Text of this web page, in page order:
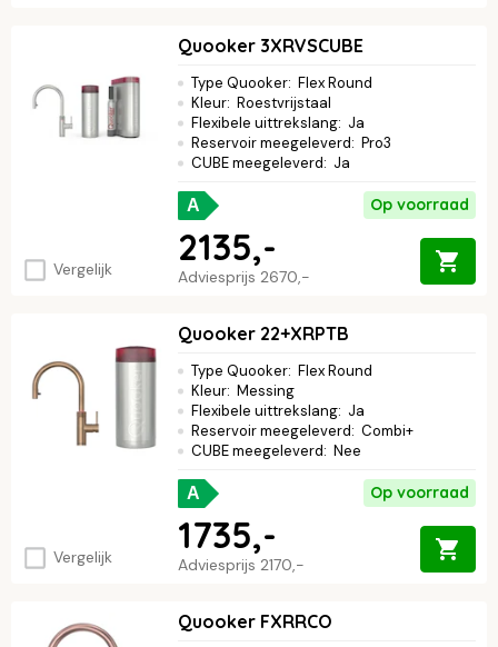
Vergelijk
Quooker 3XRVSCUBE
Type Quooker: Flex Round
Kleur: Roestvrijstaal
Flexibele uittrekslang: Ja
Reservoir meegeleverd: Pro3
CUBE meegeleverd: Ja
A Op voorraad
Adviesprijs 2670,-
2135,-
Vergelijk
Quooker 22+XRPTB
Type Quooker: Flex Round
Kleur: Messing
Flexibele uittrekslang: Ja
Reservoir meegeleverd: Combi+
CUBE meegeleverd: Nee
A Op voorraad
Adviesprijs 2170,-
1735,-
Quooker FXRRCO